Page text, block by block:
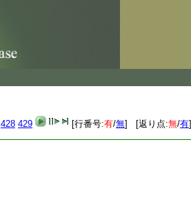
428 429 [行番号:有/無] [返り点:無/有]